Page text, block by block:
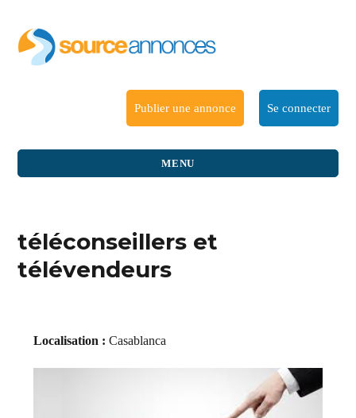
Publier une annonce Se connecter
MENU
téléconseillers et
télévendeurs
Localisation : Casablanca